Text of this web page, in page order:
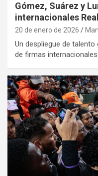
Gómez, Suárez y
internacionales
20 de enero de 2026
Un despliegue de
de firmas